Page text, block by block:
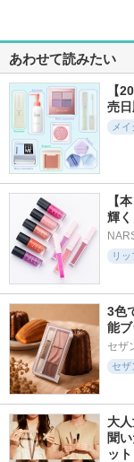
あわせて読みたい
【
売
メ
【
輝
リッ
3色
能ブ
セザ
セザ
大
聞
ッ